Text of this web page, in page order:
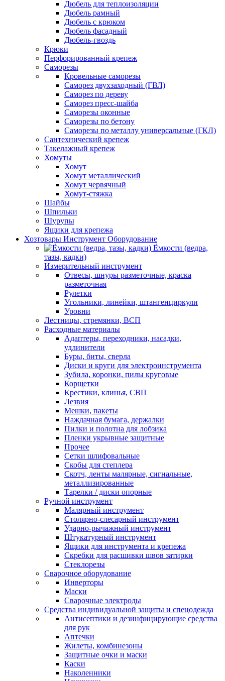
Дюбель для теплоизоляции
Дюбель рамный
Дюбель с крюком
Дюбель фасадный
Дюбель-гвоздь
Крюки
Перфорированный крепеж
Саморезы
Кровельные саморезы
Саморез двухзаходный (ГВЛ)
Саморез по дереву
Саморез пресс-шайба
Саморезы оконные
Саморезы по бетону
Саморезы по металлу универсальные (ГКЛ)
Сантехнический крепеж
Такелажный крепеж
Хомуты
Хомут
Хомут металлический
Хомут червячный
Хомут-стяжка
Шайбы
Шпильки
Шурупы
Ящики для крепежа
Хозтовары Инструмент Оборудование
Ёмкости (ведра,
тазы, кадки)
Измерительный инструмент
Отвесы, шнуры разметочные, краска
разметочная
Рулетки
Угольники, линейки, штангенциркули
Уровни
Лестницы, стремянки, ВСП
Расходные материалы
Адаптеры, переходники, насадки,
удлинители
Буры, биты, сверла
Диски и круги для электроинструмента
Зубила, коронки, пилы круговые
Корщетки
Крестики, клинья, СВП
Лезвия
Мешки, пакеты
Наждачная бумага, держалки
Пилки и полотна для лобзика
Пленки укрывные защитные
Прочее
Сетки шлифовальные
Скобы для степлера
Скотч, ленты малярные, сигнальные,
металлизированные
Тарелки / диски опорные
Ручной инструмент
Малярный инструмент
Столярно-слесарный инструмент
Ударно-рычажный инструмент
Штукатурный инструмент
Ящики для инструмента и крепежа
Скребки для расшивки швов затирки
Стеклорезы
Сварочное оборудование
Инверторы
Маски
Сварочные электроды
Средства индивидуальной защиты и спецодежда
Антисептики и дезинфицирующие средства
для рук
Аптечки
Жилеты, комбинезоны
Защитные очки и маски
Каски
Наколенники